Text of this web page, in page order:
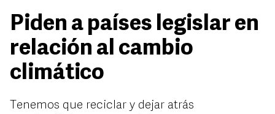
Piden a países legislar en
relación al cambio
climático
Tenemos que reciclar y dejar atrás